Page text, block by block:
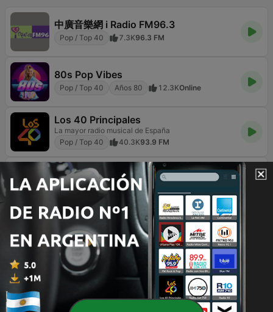
中廣音樂網 i Radio FM96.3
Pop / Top 40 7.3K96.3 FM
80s Pop Vibes
Pop / Top 40 Años 80 12.3KOnline
Los 40 Principales
La mayor radio musical de España
Pop / Top 40
40.3K93.9 FM
VOX FM
W Rytmie Hitów
Pop / Top 40
13.6K104.4 FM
RMF FM
Najlepsza Muzyka
Pop / Top 40
Rock clásico 15.5K90.6 FM
RDS - Radio Dimensione Suono
100% Grandi Successi
24K103.0 FM